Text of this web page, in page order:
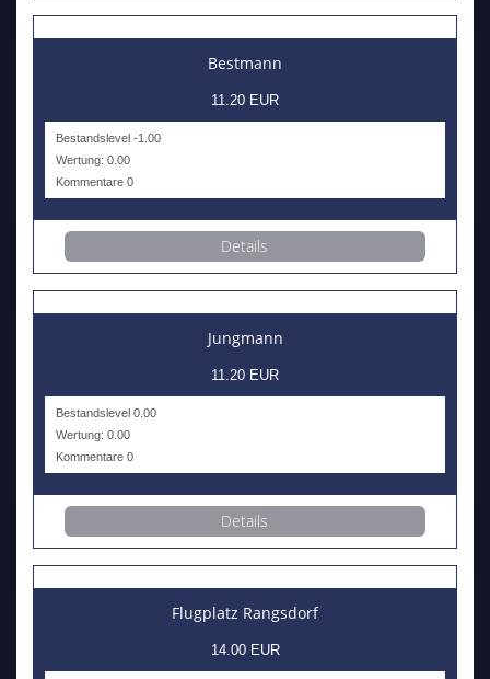
Bestmann
11.20 EUR
Bestandslevel -1.00
Wertung: 0.00
Kommentare 0
Details
Jungmann
11.20 EUR
Bestandslevel 0.00
Wertung: 0.00
Kommentare 0
Details
Flugplatz Rangsdorf
14.00 EUR